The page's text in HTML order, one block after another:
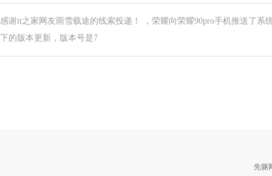
感谢it之家网友雨雪载途的线索投递！ ，荣耀向荣耀90pro手机推送了系
下的版本更新，版本号是7
先驱